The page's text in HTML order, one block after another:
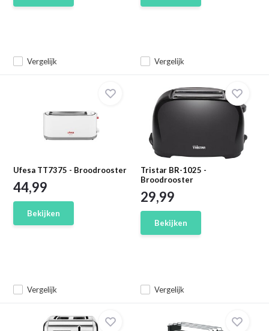
Vergelijk Vergelijk
Ufesa TT7375 - Broodrooster
Vergelijk
44,99
Bekijken
Tristar BR-1025 -
Broodrooster
Vergelijk
29,99
Bekijken